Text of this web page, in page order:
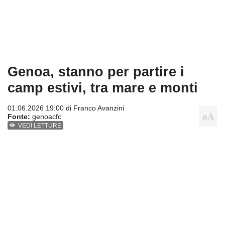
Genoa, stanno per partire i
camp estivi, tra mare e monti
01.06.2026 19:00 di Franco Avanzini
Fonte: genoacfc
VEDI LETTURE